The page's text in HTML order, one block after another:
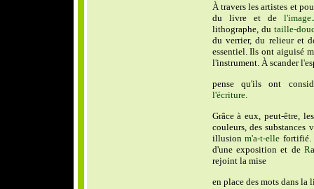
À travers les artistes et
du livre et de l'image.
lithographe, du taille-
du verrier, du relieur et
essentiel. Ils ont aiguisé
l'instrument. À scander l'
pense qu'ils ont
l'écriture.
Grâce à eux, peut-être,
couleurs, des
illusionm'a-t-elle fortifié.
d'une exposition et de R
rejoint la mise
en place des mots dans la